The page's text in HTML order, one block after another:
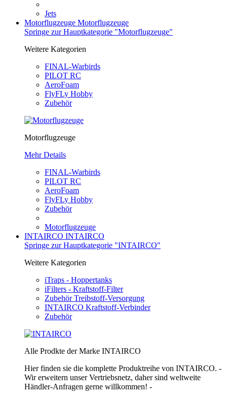
Jets
Motorflugzeuge Motorflugzeuge
Springe zur Hauptkategorie "Motorflugzeuge"
Weitere Kategorien
FINAL-Warbirds
PILOT RC
AeroFoam
FlyFLy Hobby
Zubehör
Motorflugzeuge
Mehr Details
FINAL-Warbirds
PILOT RC
AeroFoam
FlyFLy Hobby
Zubehör
Motorflugzeuge
INTAIRCO INTAIRCO
Springe zur Hauptkategorie "INTAIRCO"
Weitere Kategorien
iTraps - Hoppertanks
iFilters - Kraftstoff-Filter
Zubehör Treibstoff-Versorgung
INTAIRCO Kraftstoff-Verbinder
Zubehör
Alle Prodkte der Marke INTAIRCO
Hier finden sie die komplette Produktreihe von INTAIRCO. -
Wir erweitern unser Vertriebsnetz, daher sind weltweite
Händler-Anfragen gerne willkommen! -